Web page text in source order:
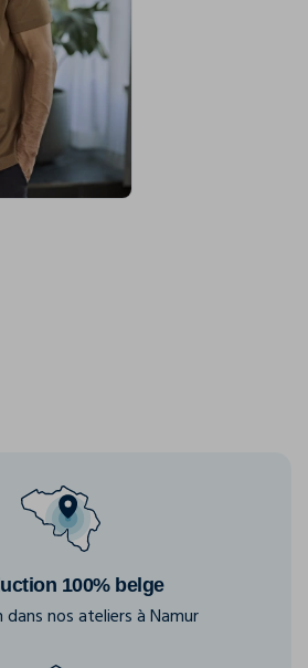
100% belge
dans nos ateliers à Namur